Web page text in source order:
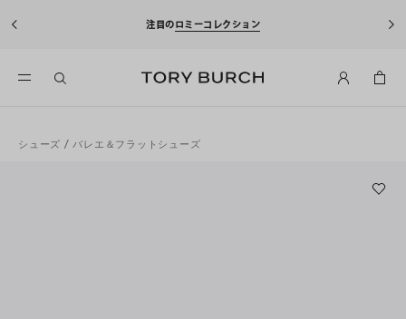
注目のロミーコレクション
シューズ /バレエ＆フラットシューズ